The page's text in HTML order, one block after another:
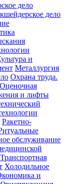
дело
дело
и
Металлургия
Охрана труда.
Оценочная
и лифты
Ракетно-
обслуживание
Транспортная
Холодильное
и